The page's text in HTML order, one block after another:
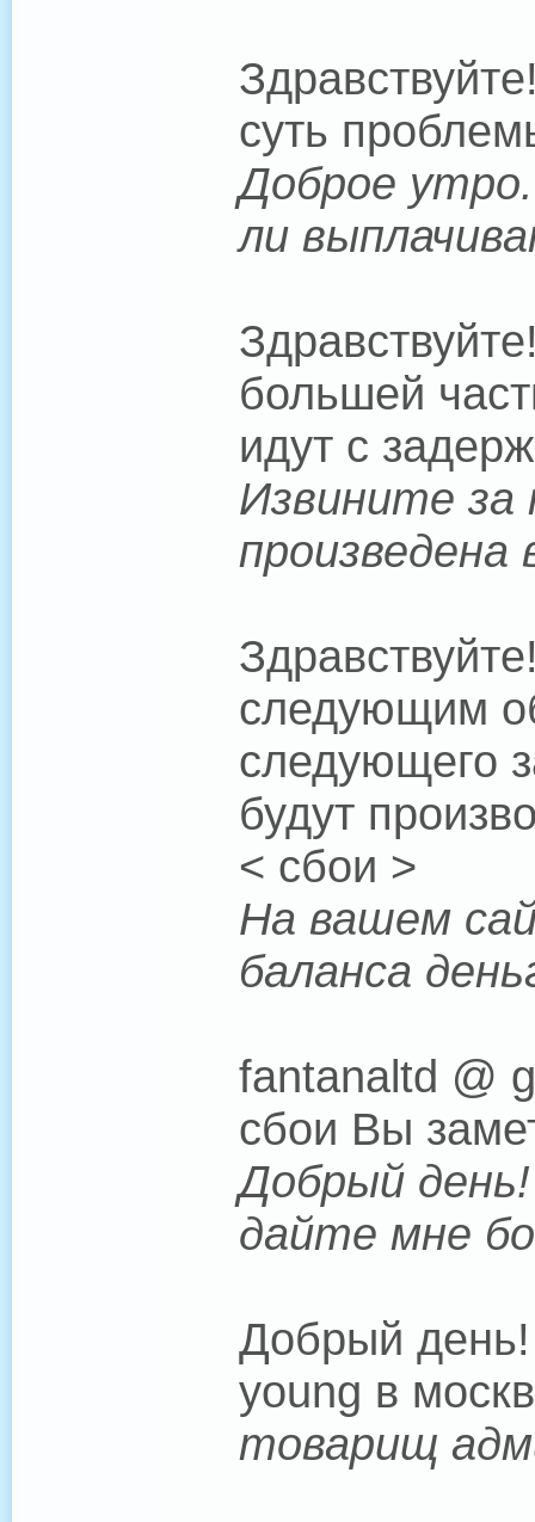
суть
Доброе
ли
большей
идут с
Извините за
следующим
следующего
будут
< сбои >
На вашем
баланса
fantanaltd @
сбои Вы
Добрый
дайте мне
Добрый день!
young в
товарищ